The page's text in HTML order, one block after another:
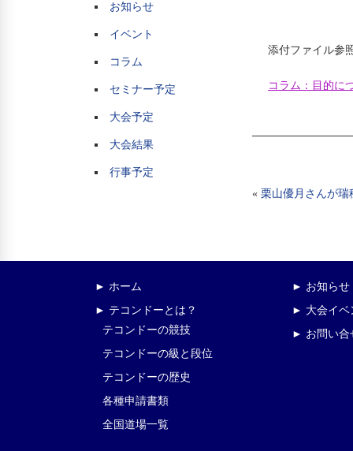
お知らせ
イベント
コラム
セミナー予定
大会予定
大会結果
行事予定
添付ファイル参
コラム：目的に
« 栗山優月さんが瑞
► ホーム
► テコンドーとは？
テコンドーの競技
テコンドーの級と段位
テコンドーの歴史
各種申請書類
全国道場一覧
► お知らせ
► 大会イベ
► お問い合